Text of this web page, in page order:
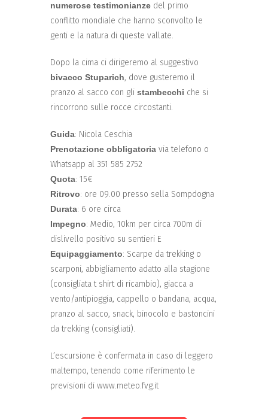
numerose testimonianze del primo
conflitto mondiale che hanno sconvolto le
genti e la natura di queste vallate.
Dopo la cima ci dirigeremo al suggestivo
bivacco Stuparich, dove gusteremo il
pranzo al sacco con gli stambecchi che si
rincorrono sulle rocce circostanti.
Guida: Nicola Ceschia
Prenotazione obbligatoria via telefono o
Whatsapp al 351 585 2752
Quota: 15€
Ritrovo: ore 09.00 presso sella Sompdogna
Durata: 6 ore circa
Impegno: Medio, 10km per circa 700m di
dislivello positivo su sentieri E
Equipaggiamento: Scarpe da trekking o
scarponi, abbigliamento adatto alla stagione
(consigliata t shirt di ricambio), giacca a
vento/antipioggia, cappello o bandana, acqua,
pranzo al sacco, snack, binocolo e bastoncini
da trekking (consigliati).
L’escursione è confermata in caso di leggero
maltempo, tenendo come riferimento le
previsioni di www.meteo.fvg.it